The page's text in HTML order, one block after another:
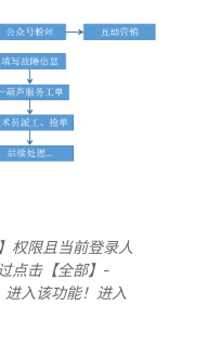
权限且当前登录人
点击【全部】-
入该功能！进入